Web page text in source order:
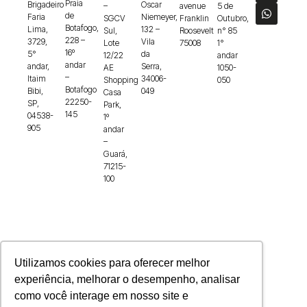
Utilizamos cookies para oferecer melhor
experiência, melhorar o desempenho, analisar
como você interage em nosso site e
Brigadeiro
Faria
Lima,
3729,
5°
andar,
Itaim
Bibi,
SP,
04538-
905
Praia
de
Botafogo,
228 –
16º
andar
–
Botafogo
22250-
145
–
SGCV
Sul,
Lote
12/22
AE
Shopping
Casa
Park,
1º
andar
–
Guará,
71215-
100
Oscar
Niemeyer,
132 –
Vila
da
Serra,
34006-
049
avenue
Franklin
Roosevelt
75008
5 de
Outubro,
n° 85
1°
andar
1050-
050